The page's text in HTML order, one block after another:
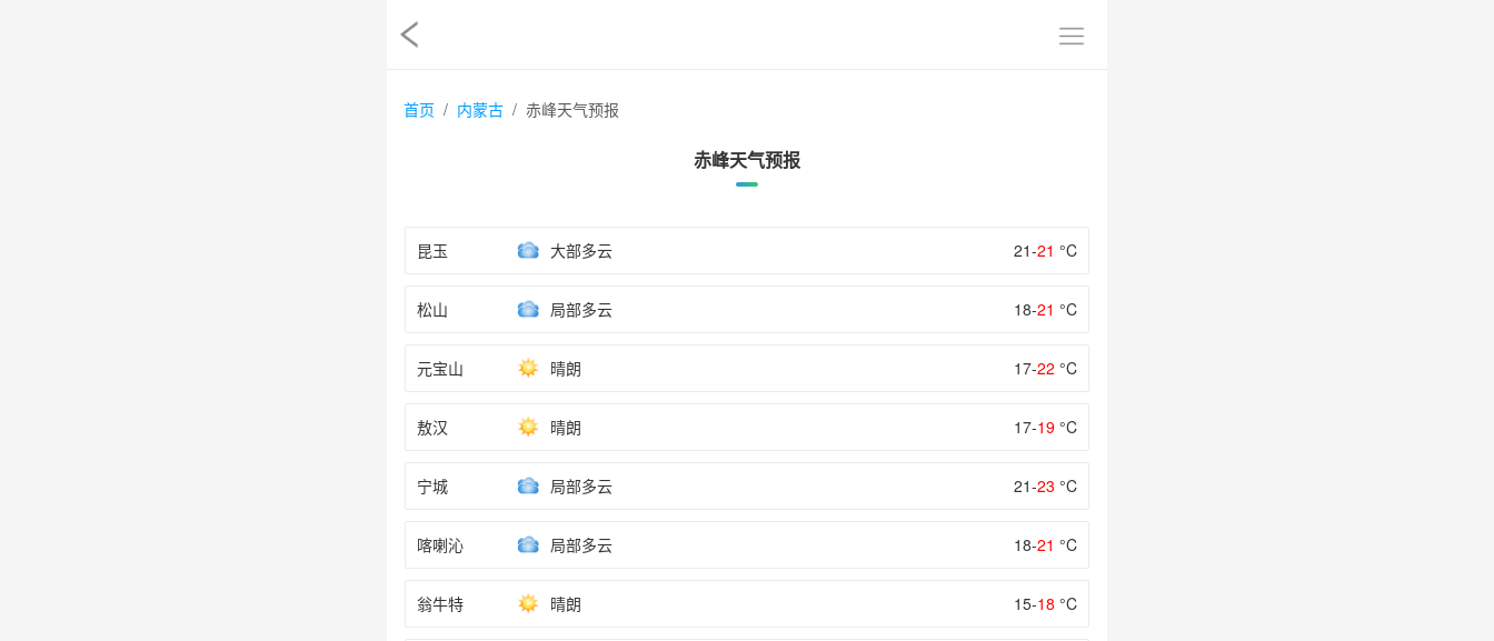
首页 内蒙古 赤峰天气预报
赤峰天气预报
昆玉 大部多云 21-21 °C
松山 局部多云 18-21 °C
元宝山 晴朗 17-22 °C
敖汉 晴朗 17-19 °C
宁城 局部多云 21-23 °C
喀喇沁 局部多云 18-21 °C
翁牛特 晴朗 15-18 °C